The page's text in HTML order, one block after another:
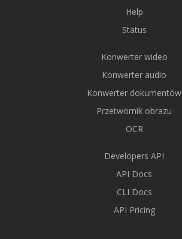
Help
Status
Konwerter wideo
Konwerter audio
Konwerter dokumentów
Przetwornik obrazu
OCR
Developers API
API Docs
CLI Docs
API Pricing